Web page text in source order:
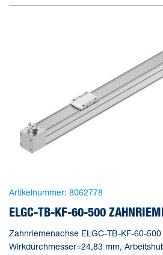
Artikelnummer: 8062778
ELGC-TB-KF-60-500
Zahnriemenachse ELGC-TB-KF-60-
Wirkdurchmesser=24,83 mm,